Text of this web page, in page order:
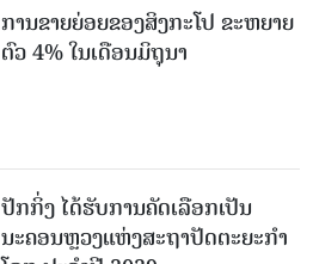
ການຂາຍຍ່ອຍຂອງສິງກະໂປ ຂະຫຍາຍ
ຕົວ 4% ໃນເດືອນມິຖຸນາ
ປັກກິ່ງ ໄດ້ຮັບການຄັດເລືອກເປັນ
ນະຄອນຫຼວງແຫ່ງສະຖາປັດຕະຍະກຳ